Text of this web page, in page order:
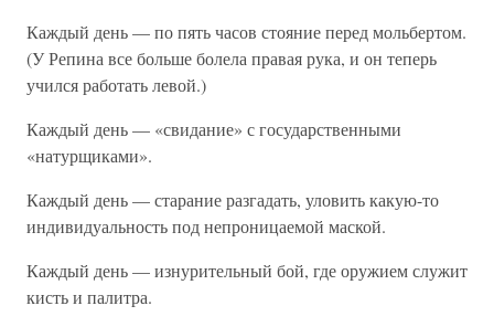
Каждый день — по пять часов стояние перед мольбертом.
(У Репина все больше болела правая рука, и он теперь
учился работать левой.)
Каждый день — «свидание» с государственными
«натурщиками».
Каждый день — старание разгадать, уловить какую-то
индивидуальность под непроницаемой маской.
Каждый день — изнурительный бой, где оружием служит
кисть и палитра.